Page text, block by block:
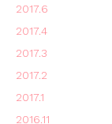
2017.6
2017.4
2017.3
2017.2
2017.1
2016.11